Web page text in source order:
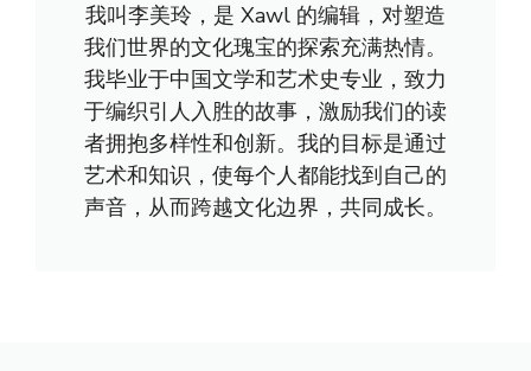
我叫李美玲，是 Xawl 的编辑，对塑造
我们世界的文化瑰宝的探索充满热情。
我毕业于中国文学和艺术史专业，致力
于编织引人入胜的故事，激励我们的读
者拥抱多样性和创新。我的目标是通过
艺术和知识，使每个人都能找到自己的
声音，从而跨越文化边界，共同成长。